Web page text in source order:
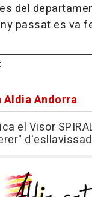
del
passat es va
Aldia Andorra
el Visor